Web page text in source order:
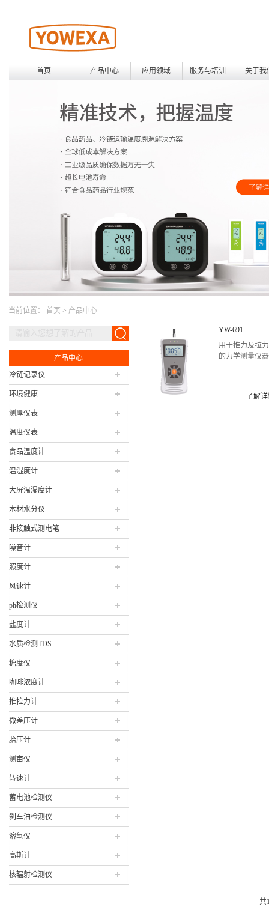
首页 产品中心 应用领域 服务与培训 关于我
当前位置： 首页 > 产品中心
产品中心
冷链记录仪
环境健康
测厚仪表
温度仪表
食品温度计
温湿度计
大屏温湿度计
木材水分仪
非接触式测电笔
噪音计
照度计
风速计
ph检测仪
盐度计
水质检测TDS
糖度仪
咖啡浓度计
推拉力计
微差压计
胎压计
测亩仪
转速计
蓄电池检测仪
刹车油检测仪
溶氧仪
高斯计
核辐射检测仪
YW-691
用于推力及拉
的力学测量仪
了解
共